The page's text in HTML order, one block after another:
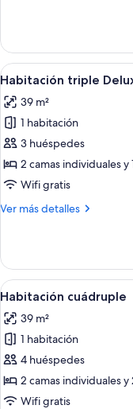
no
fumadores
(South
Resort
Style
Building)
Deluxe
con
2
individuales,
no
fumadores
(South
Resort
Style
Building)
Abrir
todas
las
fotos
de
Habitación
triple
4
Habitación triple
39 m²
1 habitación
3 huéspedes
2 camas individuales
Wifi gratis
Ver más detalles
Más
triple
Deluxe
Abrir
todas
las
fotos
de
Habitación
cuádruple
4
Habitación cuádruple
39 m²
1 habitación
4 huéspedes
2 camas individuales
Wifi gratis